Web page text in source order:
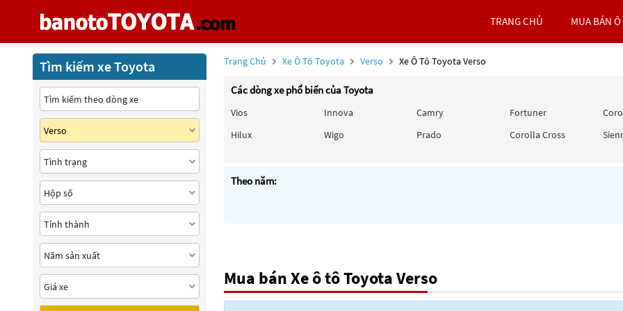
TRANG CHỦ MUA BÁN
Trang Chủ Xe Ô Tô Toyota Verso Xe Ô Tô Toyota Verso
Các dòng xe phổ biến của Toyota
Vios Innova Camry Fortuner
Hilux
Wigo Prado Corolla Cross
Theo năm:
Mua bán Xe ô tô Toyota Verso
Tìm kiếm xe Toyota